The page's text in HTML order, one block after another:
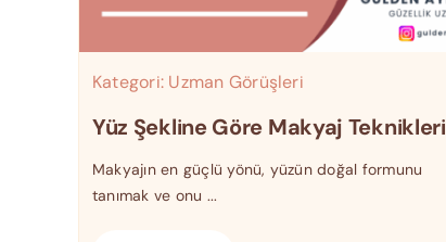
Kategori: Uzman Görüşleri
Yüz Şekline Göre Makyaj Teknikleri
Makyajın en güçlü yönü, yüzün doğal formunu
tanımak ve onu ...